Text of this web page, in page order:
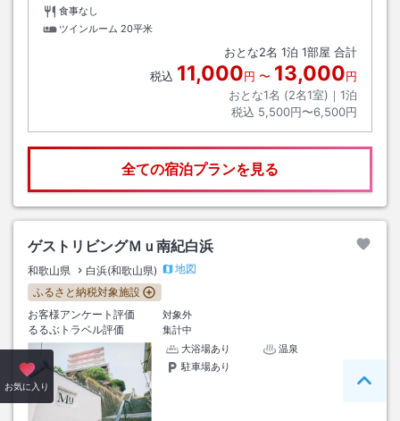
食事なし
ツインルーム 20平米
おとな2名 1泊 1部屋 合計
税込 11,000円 〜 13,000円
おとな1名 (2名1室)｜ 1泊
税込 5,500円〜6,500円
全ての宿泊プランを見る
ゲストリビングＭｕ南紀白浜
和歌山県 白浜(和歌山県)
地図
ふるさと納税対象施設
お客様アンケート評価
対象外
るるぶトラベル評価
集計中
大浴場あり
温泉
駐車場あり
お気に入り ペー